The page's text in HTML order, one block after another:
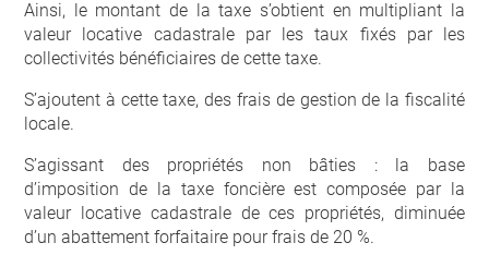
Ainsi, le montant de la taxe s’obtient en multipliant la
valeur locative cadastrale par les taux fixés par les
collectivités bénéficiaires de cette taxe.
S’ajoutent à cette taxe, des frais de gestion de la fiscalité
locale.
S’agissant des propriétés non bâties : la base
d’imposition de la taxe foncière est composée par la
valeur locative cadastrale de ces propriétés, diminuée
d’un abattement forfaitaire pour frais de 20 %.